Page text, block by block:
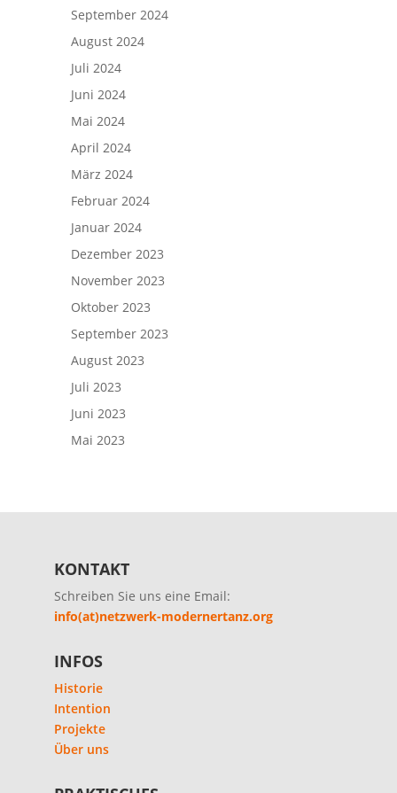
September 2024
August 2024
Juli 2024
Juni 2024
Mai 2024
April 2024
März 2024
Februar 2024
Januar 2024
Dezember 2023
November 2023
Oktober 2023
September 2023
August 2023
Juli 2023
Juni 2023
Mai 2023
KONTAKT
Schreiben Sie uns eine Email:
info(at)netzwerk-modernertanz.org
INFOS
Historie
Intention
Projekte
Über uns